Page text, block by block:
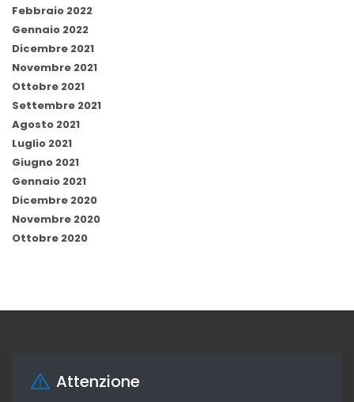
Febbraio 2022
Gennaio 2022
Dicembre 2021
Novembre 2021
Ottobre 2021
Settembre 2021
Agosto 2021
Luglio 2021
Giugno 2021
Gennaio 2021
Dicembre 2020
Novembre 2020
Ottobre 2020
Attenzione